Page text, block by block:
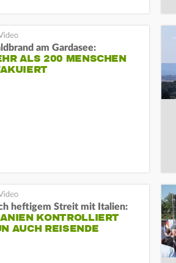
am Gardasee:
ALS 200 MENSCHEN
heftigem Streit mit Italien:
KONTROLLIERT
AUCH REISENDE